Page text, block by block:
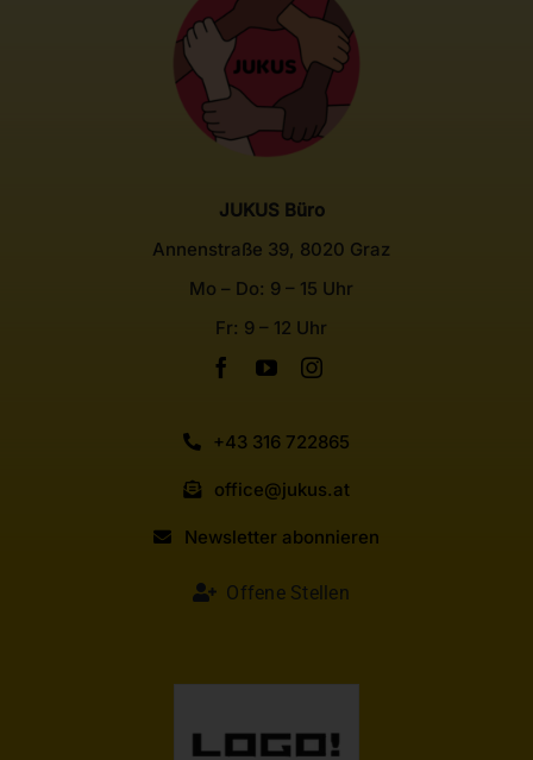
JUKUS Büro
Annenstraße 39, 8020 Graz
Mo – Do: 9 – 15 Uhr
Fr: 9 – 12 Uhr
+43 316 722865
office@jukus.at
Newsletter abonnieren
Offene Stellen